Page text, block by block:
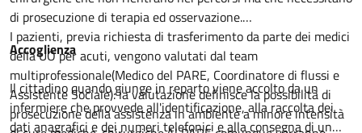
di prosecuzione di terapia ed osservazione.
I pazienti, previa richiesta di trasferimento da parte dei medici
della UO per acuti, vengono valutati dal team
multiprofessionale(Medico del PARE, Coordinatore di flussi e
Assistente Sociale): la valutazione definisce la possibilità di
prosecuzione della assistenza in ambiente a minore intensità
Accoglienza
Il cittadino quando giunge in reparto viene accolto da un
infermiere che provvede all'identificazione, alla raccolta dei
dati anagrafici e dei numeri telefonici e alla consegna di un